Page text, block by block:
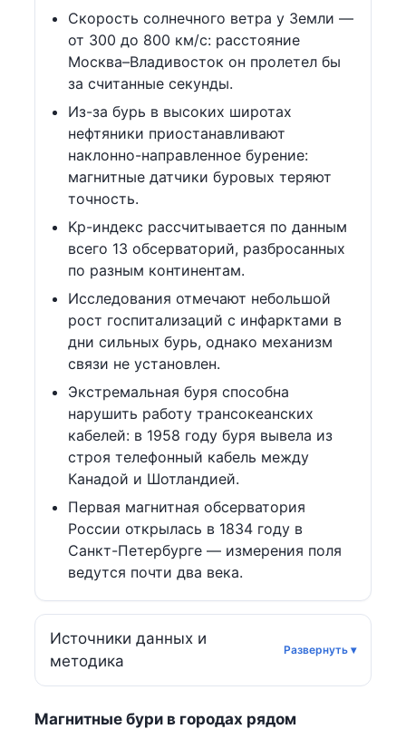
Скорость солнечного ветра у Земли —
от 300 до 800 км/с: расстояние
Москва–Владивосток он пролетел бы
за считанные секунды.
Из-за бурь в высоких широтах
нефтяники приостанавливают
наклонно-направленное бурение:
магнитные датчики буровых теряют
точность.
Kp-индекс рассчитывается по данным
всего 13 обсерваторий, разбросанных
по разным континентам.
Исследования отмечают небольшой
рост госпитализаций с инфарктами в
дни сильных бурь, однако механизм
связи не установлен.
Экстремальная буря способна
нарушить работу трансокеанских
кабелей: в 1958 году буря вывела из
строя телефонный кабель между
Канадой и Шотландией.
Первая магнитная обсерватория
России открылась в 1834 году в
Санкт-Петербурге — измерения поля
ведутся почти два века.
Источники данных и
методика
Магнитные бури в городах рядом